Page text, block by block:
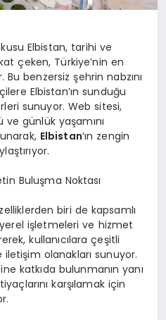
Elbistan, tarihi ve
çeken, Türkiye’nin en
benzersiz şehrin nabzını
Elbistan’ın sunduğu
sunuyor. Web sitesi,
günlük yaşamını
Elbistan‘ın zengin
Buluşma Noktası
biri de kapsamlı
işletmeleri ve hizmet
kullanıcılara çeşitli
olanakları sunuyor.
katkıda bulunmanın yanı
karşılamak için